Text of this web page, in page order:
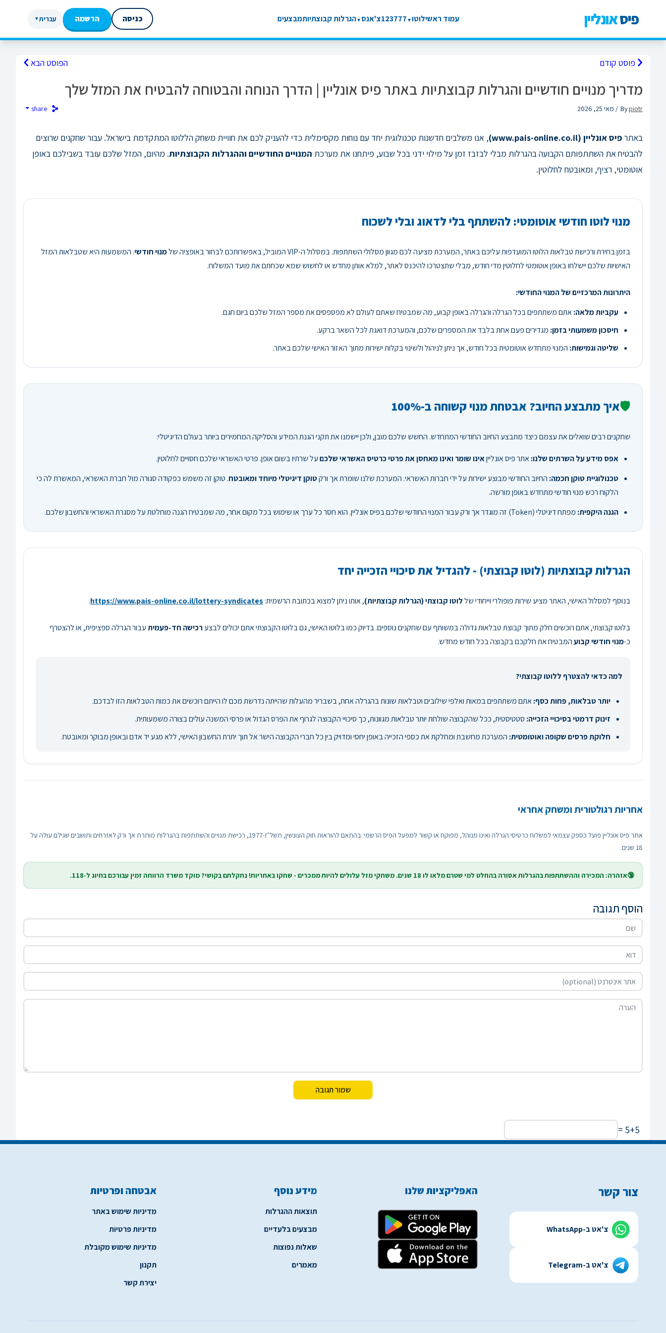
פיסאונליין עמוד ראשילוטו▼
777
123צ'אנס ▼הגרלות קבוצתיותמבצעים עברית▼ כניסה הרשמה
פוסט קודם הפוסט הבא
מדריך מנויים חודשיים והגרלות קבוצתיות באתר פיס אונליין | הדרך הנוחה והבטוחה להבטיח את המזל שלך
Bypiotr / מאי 25, 2026 share
באתרפיס אונליין (www.pais-online.co.il)
, אנו משלבים חדשנות טכנולוגית יחד עם נוחות מקסימלית כדי להעניק לכם את חוויית משחק הללוטו המתקדמת בישראל. עבור שחקנים שרוצים
להבטיח את השתתפותם הקבועה בהגרלות מבלי לבזבז זמן על מילוי ידני בכל שבוע, פיתחנו את מערכת המנויים החודשיים וההגרלות הקבוצתיות. מהיום, המזל שלכם עובד בשבילכם באופן
אוטומטי, רציף, ומאובטח לחלוטין.
מנוי לוטו חודשי אוטומטי: להשתתף בלי לדאוג ובלי לשכוח
בזמן בחירת ורכישת טבלאות הלוטו המועדפות עליכם באתר, המערכת מציעה לכם מגוון מסלולי השתתפות. במסלול ה-VIP המוביל, באפשרותכם לבחור באופציה של מנוי חודשי. המשמעות היא שטבלאות המזל
האישיות שלכם יישלחו באופן אוטומטי לחלוטין מדי חודש, מבלי שתצטרכו להיכנס לאתר, למלא אותן מחדש או לחשוש שמא שכחתם את מועד המשלוח.
היתרונות המרכזיים של המנוי החודשי:
עקביות מלאה:אתם משתתפים בכל הגרלה והגרלה באופן קבוע, מה שמבטיח שאתם לעולם לא מפספסים את מספר המזל שלכם ביום חגם.
חיסכון משמעותי בזמן: מגדירים פעם אחת בלבד את המספרים שלכם, והמערכת דואגת לכל השאר ברקע.
שליטה וגמישות: המנוי מתחדש אוטומטית בכל חודש, אך ניתן לניהול ולשינוי בקלות ישירות מתוך האזור האישי שלכם באתר.
🛡️איך מתבצע החיוב? אבטחת מנוי קשוחה ב-100%
שחקנים רבים שואלים את עצמם כיצד מתבצע החיוב החודשי המתחדש. החשש שלכם מובן, ולכן יישמנו את תקני הגנת המידע והסליקה המחמירים ביותר בעולם הדיגיטלי:
אפס מידע על השרתים שלנו:אתר פיס אונלייןאינו שומר ואינו מאחסן את פרטי כרטיס האשראי שלכםעל שרתיו בשום אופן. פרטי האשראי שלכם חסויים לחלוטין.
טכנולוגיית טוקן חכמה: החיוב החודשי מבוצע ישירות על ידי חברות האשראי. המערכת שלנו שומרת אך ורקטוקן דיגיטלי מיוחד ומאובטח. טוקן זה משמש כפקודה סגורה מול חברת האשראי, המאשרת לה כי
הלקוח רכש מנוי חודשי מתחדש באופן מורשה.
הגנה היקפית: מפתח דיגיטלי (Token) זה מוגדר אך ורק עבור המנוי החודשי שלכם בפיס אונליין. הוא חסר כל ערך או שימוש בכל מקום אחר, מה שמבטיח הגנה מוחלטת על מסגרת האשראי והחשבון שלכם.
הגרלות קבוצתיות (לוטו קבוצתי) - להגדיל את סיכויי הזכייה יחד
בנוסף למסלול האישי, האתר מציע שירות פופולרי וייחודי שללוטו קבוצתי (הגרלות קבוצתיות), אותו ניתן למצוא בכתובת הרשמית:https://www.pais-online.co.il/lottery-syndicates
.
בלוטו קבוצתי, אתם רוכשים חלק מתוך קבוצת טבלאות גדולה במשותף עם שחקנים נוספים. בדיוק כמו בלוטו האישי, גם בלוטו הקבוצתי אתם יכולים לבצערכישה חד-פעמיתעבור הגרלה ספציפית, או להצטרף
כ-מנוי חודשי קבועהמבטיח את חלקכם בקבוצה בכל חודש מחדש.
למה כדאי להצטרף ללוטו קבוצתי?
יותר טבלאות, פחות כסף:אתם משתתפים במאות ואלפי שילובים וטבלאות שונות בהגרלה אחת, בשבריר מהעלות שהייתה נדרשת מכם לו הייתם רוכשים את כמות הטבלאות הזו לבדכם.
זינוק דרמטי בסיכויי הזכייה: סטטיסטית, ככל שהקבוצה שולחת יותר טבלאות מגוונות, כך סיכויי הקבוצה לגרוף את הפרס הגדול או פרסי המשנה עולים בצורה משמעותית.
חלוקת פרסים שקופה ואוטומטית: המערכת מחשבת ומחלקת את כספי הזכייה באופן יחסי ומדויק בין כל חברי הקבוצה הישר אל תוך יתרת החשבון האישי, ללא מגע יד אדם ובאופן מבוקר ומאובטח.
אחריות רגולטורית ומשחק אחראי
אתר פיס אונליין פועל כספק עצמאי למשלוח כרטיסי הגרלה ואינו מנוהל, מפוקח או קשור למפעל הפיס הרשמי. בהתאם להוראות חוק העונשין, תשל"ז-1977, רכישת מנויים והשתתפות בהגרלות מותרת אך ורק לאזרחים ותושבים שגילם עולה על
18 שנים.
🔞אזהרה: המכירה וההשתתפות בהגרלות אסורה בהחלט למי שטרם מלאו לו 18 שנים. משחקי מזל עלולים להיות ממכרים - שחקו באחריות! נתקלתם בקושי? מוקד משרד הרווחה זמין עבורכם בחיוג ל-118.
הוסף תגובה
5+5 =
צור קשר
צ'אט ב-WhatsApp
צ'אט ב-Telegram
האפליקציות שלנו מידע נוסף
תוצאות ההגרלות
מבצעים בלעדיים
שאלות נפוצות
מאמרים
אבטחה ופרטיות
מדיניות שימוש באתר
מדיניות פרטיות
מדיניות שימוש מקובלת
תקנון
יצירת קשר